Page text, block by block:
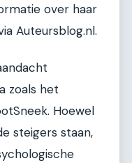
over haar
Auteursblog.nl.
zoals het
Hoewel
steigers staan,